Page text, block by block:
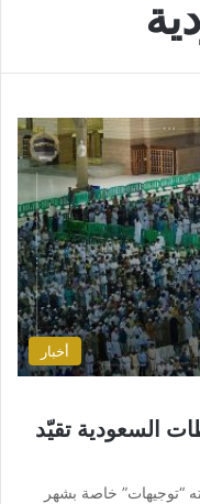
أخبار
السعودية تقيّد
“توجيهات” خاصة بشهر